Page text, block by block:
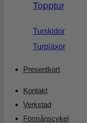
Topptur
Turskidor
Turpjäxor
Presentkort
Kontakt
Verkstad
Förmånscykel